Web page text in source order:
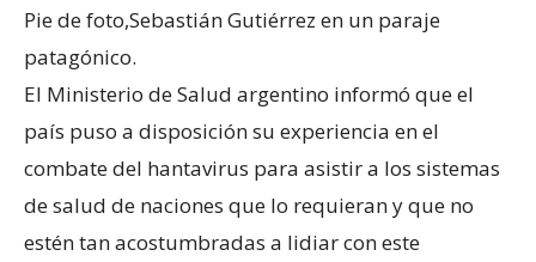
Pie de foto,Sebastián Gutiérrez en un paraje
patagónico.
El Ministerio de Salud argentino informó que el
país puso a disposición su experiencia en el
combate del hantavirus para asistir a los sistemas
de salud de naciones que lo requieran y que no
estén tan acostumbradas a lidiar con este